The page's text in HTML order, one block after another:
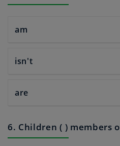
am
isn't
are
6. Children ( ) members